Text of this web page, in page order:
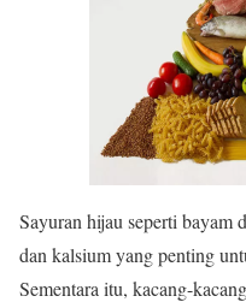
Sayuran hijau seperti bayam
dan kalsium yang penting
Sementara itu, kacang-